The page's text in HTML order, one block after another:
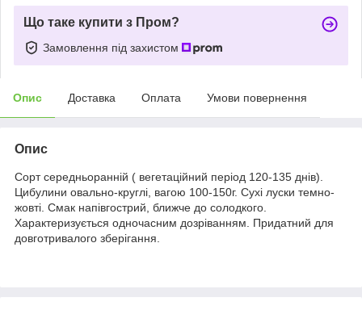
Що таке купити з Пром?
Замовлення під захистом
Опис Доставка Оплата Умови повернення
Опис
Сорт середньоранній ( вегетаційний період 120-135 днів).
Цибулини овально-круглі, вагою 100-150г. Сухі луски темно-
жовті. Смак напівгострий, ближче до солодкого.
Характеризується одночасним дозріванням. Придатний для
довготривалого зберігання.